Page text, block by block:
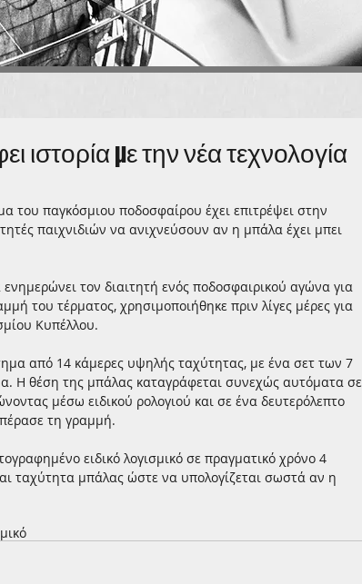
ιστορία με την νέα τεχνολογία
του παγκόσμιου ποδοσφαίρου έχει επιτρέψει στην
παιχνιδιών να ανιχνεύσουν αν η μπάλα έχει μπει
τον διαιτητή ενός ποδοσφαιρικού αγώνα για
του τέρματος, χρησιμοποιήθηκε πριν λίγες μέρες για
Κυπέλλου.
από 14 κάμερες υψηλής ταχύτητας, με ένα σετ των 7
Η θέση της μπάλας καταγράφεται συνεχώς αυτόματα σε
μέσω ειδικού ρολογιού και σε ένα δευτερόλεπτο
τη γραμμή.
ειδικό λογισμικό σε πραγματικό χρόνο 4
ταχύτητα μπάλας ώστε να υπολογίζεται σωστά αν η